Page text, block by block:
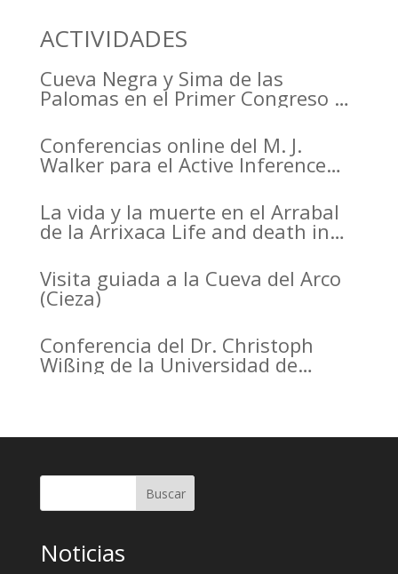
ACTIVIDADES
Cueva Negra y Sima de las
Palomas en el Primer Congreso de
Murcia organizado por el CDL
Conferencias online del M. J.
Walker para el Active Inference
La vida y la muerte en el Arrabal
de la Arrixaca Life and death in
Visita guiada a la Cueva del Arco
(Cieza)
Conferencia del Dr. Christoph
Wißing de la Universidad de
versus early modern humans:
pattern Buscar
Noticias